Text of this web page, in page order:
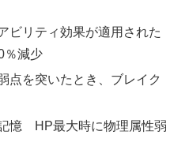
リティ効果が適用された
％減少
を突いたとき、ブレイク
憶 HP最大時に物理属性弱